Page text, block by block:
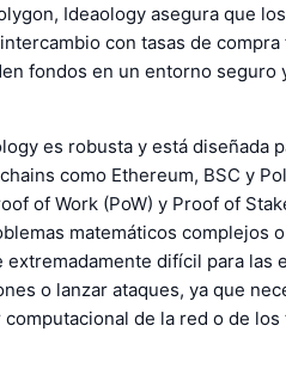
Ideaology asegura que
con tasas de compra
fondos en un entorno seguro
es robusta y está diseñada
como Ethereum, BSC y
of Work (PoW) y Proof of
matemáticos complejos
difícil para las
o lanzar ataques, ya que
de la red o de los